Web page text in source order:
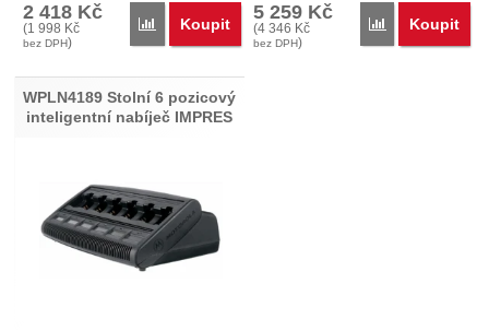
2 418 Kč
(1 998 Kč
bez DPH)
Porovnat
Koupit
5 259 Kč
(4 346 Kč
bez DPH)
Porovnat
Koupit
WPLN4189 Stolní 6 pozicový
inteligentní nabíječ IMPRES